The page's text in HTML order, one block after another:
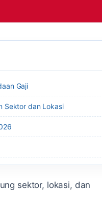
Gaji
Sektor dan Lokasi
sektor, lokasi, dan